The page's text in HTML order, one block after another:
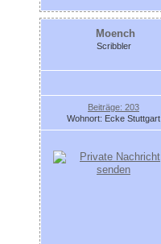
Moench
Scribbler
Beiträge: 203
Wohnort: Ecke Stuttgart